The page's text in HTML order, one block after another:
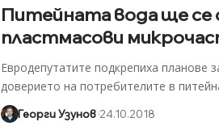
Питейната вода ще се
пластмасови
Евродепутатите подкрепиха планове
доверието на потребителите в
Георги Узунов 24.10.2018